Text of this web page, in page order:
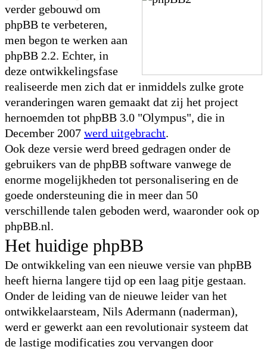
verder gebouwd om
phpBB te verbeteren,
men begon te werken aan
phpBB 2.2. Echter, in
deze ontwikkelingsfase
realiseerde men zich dat er inmiddels zulke grote
veranderingen waren gemaakt dat zij het project
hernoemden tot phpBB 3.0 "Olympus", die in
December 2007 werd uitgebracht.
Ook deze versie werd breed gedragen onder de
gebruikers van de phpBB software vanwege de
enorme mogelijkheden tot personalisering en de
goede ondersteuning die in meer dan 50
verschillende talen geboden werd, waaronder ook op
phpBB.nl.
Het huidige phpBB
De ontwikkeling van een nieuwe versie van phpBB
heeft hierna langere tijd op een laag pitje gestaan.
Onder de leiding van de nieuwe leider van het
ontwikkelaarsteam, Nils Adermann (naderman),
werd er gewerkt aan een revolutionair systeem dat
de lastige modificaties zou vervangen door